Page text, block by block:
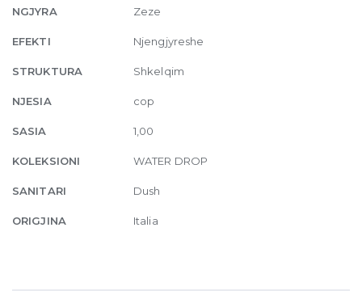
in
floor
shower
140
x
cm
NGJYRA Zeze
EFEKTI Njengjyreshe
STRUKTURA Shkelqim
NJESIA cop
SASIA 1,00
KOLEKSIONI WATER DROP
SANITARI Dush
ORIGJINA Italia